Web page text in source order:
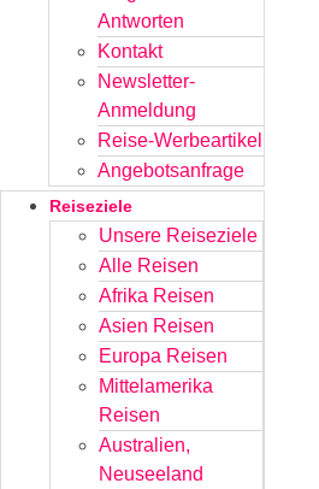
Antworten
Kontakt
Newsletter-
Anmeldung
Reise-Werbeartikel
Angebotsanfrage
Reiseziele
Unsere Reiseziele
Alle Reisen
Afrika Reisen
Asien Reisen
Europa Reisen
Mittelamerika
Reisen
Australien,
Neuseeland